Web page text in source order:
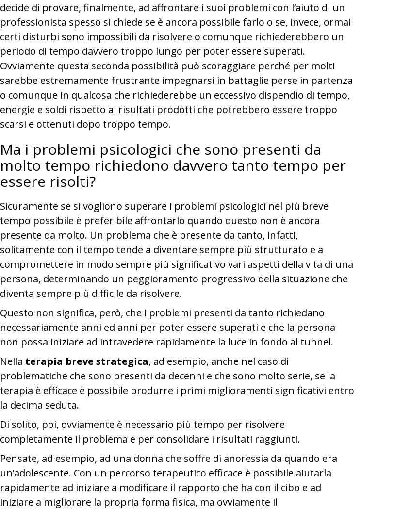
decide di provare, finalmente, ad affrontare i suoi problemi con l’aiuto di un
professionista spesso si chiede se è ancora possibile farlo o se, invece, ormai
certi disturbi sono impossibili da risolvere o comunque richiederebbero un
periodo di tempo davvero troppo lungo per poter essere superati.
Ovviamente questa seconda possibilità può scoraggiare perché per molti
sarebbe estremamente frustrante impegnarsi in battaglie perse in partenza
o comunque in qualcosa che richiederebbe un eccessivo dispendio di tempo,
energie e soldi rispetto ai risultati prodotti che potrebbero essere troppo
scarsi e ottenuti dopo troppo tempo.
Ma i problemi psicologici che sono presenti da
molto tempo richiedono davvero tanto tempo per
essere risolti?
Sicuramente se si vogliono superare i problemi psicologici nel più breve
tempo possibile è preferibile affrontarlo quando questo non è ancora
presente da molto. Un problema che è presente da tanto, infatti,
solitamente con il tempo tende a diventare sempre più strutturato e a
compromettere in modo sempre più significativo vari aspetti della vita di una
persona, determinando un peggioramento progressivo della situazione che
diventa sempre più difficile da risolvere.
Questo non significa, però, che i problemi presenti da tanto richiedano
necessariamente anni ed anni per poter essere superati e che la persona
non possa iniziare ad intravedere rapidamente la luce in fondo al tunnel.
Nella terapia breve strategica, ad esempio, anche nel caso di
problematiche che sono presenti da decenni e che sono molto serie, se la
terapia è efficace è possibile produrre i primi miglioramenti significativi entro
la decima seduta.
Di solito, poi, ovviamente è necessario più tempo per risolvere
completamente il problema e per consolidare i risultati raggiunti.
Pensate, ad esempio, ad una donna che soffre di anoressia da quando era
un’adolescente. Con un percorso terapeutico efficace è possibile aiutarla
rapidamente ad iniziare a modificare il rapporto che ha con il cibo e ad
iniziare a migliorare la propria forma fisica, ma ovviamente il